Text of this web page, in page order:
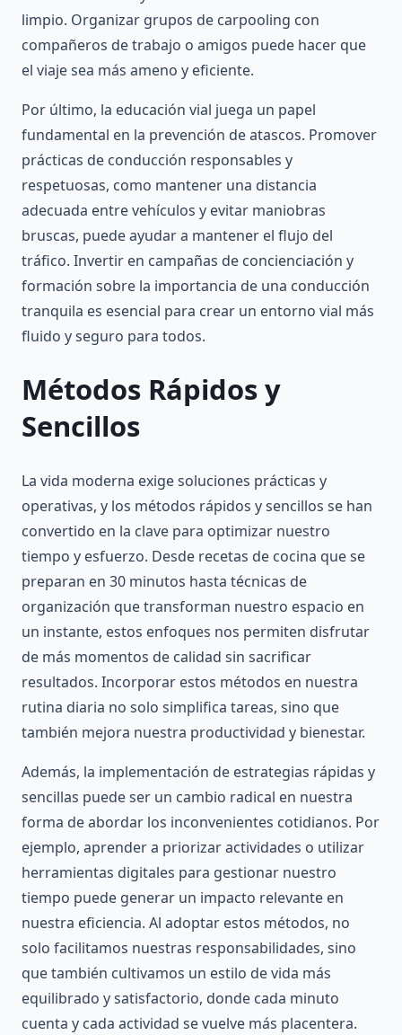
limpio. Organizar grupos de carpooling con
compañeros de trabajo o amigos puede hacer que
el viaje sea más ameno y eficiente.
Por último, la educación vial juega un papel
fundamental en la prevención de atascos. Promover
prácticas de conducción responsables y
respetuosas, como mantener una distancia
adecuada entre vehículos y evitar maniobras
bruscas, puede ayudar a mantener el flujo del
tráfico. Invertir en campañas de concienciación y
formación sobre la importancia de una conducción
tranquila es esencial para crear un entorno vial más
fluido y seguro para todos.
Métodos Rápidos y
Sencillos
La vida moderna exige soluciones prácticas y
operativas, y los métodos rápidos y sencillos se han
convertido en la clave para optimizar nuestro
tiempo y esfuerzo. Desde recetas de cocina que se
preparan en 30 minutos hasta técnicas de
organización que transforman nuestro espacio en
un instante, estos enfoques nos permiten disfrutar
de más momentos de calidad sin sacrificar
resultados. Incorporar estos métodos en nuestra
rutina diaria no solo simplifica tareas, sino que
también mejora nuestra productividad y bienestar.
Además, la implementación de estrategias rápidas y
sencillas puede ser un cambio radical en nuestra
forma de abordar los inconvenientes cotidianos. Por
ejemplo, aprender a priorizar actividades o utilizar
herramientas digitales para gestionar nuestro
tiempo puede generar un impacto relevante en
nuestra eficiencia. Al adoptar estos métodos, no
solo facilitamos nuestras responsabilidades, sino
que también cultivamos un estilo de vida más
equilibrado y satisfactorio, donde cada minuto
cuenta y cada actividad se vuelve más placentera.